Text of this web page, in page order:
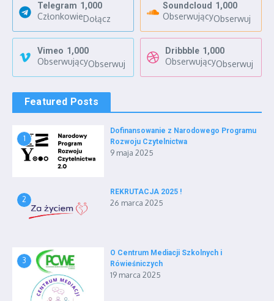
Telegram 1,000
CzłonkowieDołącz
Soundcloud 1,000
ObserwującyObserwuj
Vimeo 1,000
ObserwującyObserwuj
Dribbble 1,000
ObserwującyObserwuj
Featured Posts
1
Dofinansowanie z Narodowego Programu
Rozwoju Czytelnictwa
9 maja 2025
2
REKRUTACJA 2025 !
26 marca 2025
3
O Centrum Mediacji Szkolnych i
Rówieśniczych
19 marca 2025